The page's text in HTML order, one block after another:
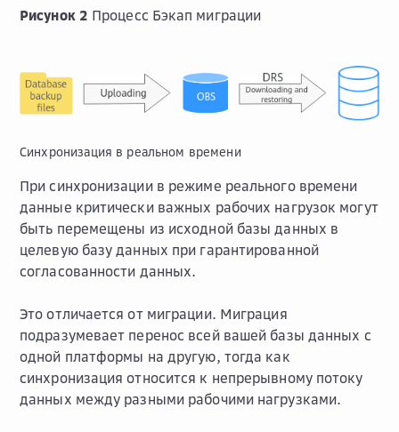
Рисунок 2 Процесс Бэкап миграции
Синхронизация в реальном времени
При синхронизации в режиме реального времени
данные критически важных рабочих нагрузок могут
быть перемещены из исходной базы данных в
целевую базу данных при гарантированной
согласованности данных.
Это отличается от миграции. Миграция
подразумевает перенос всей вашей базы данных с
одной платформы на другую, тогда как
синхронизация относится к непрерывному потоку
данных между разными рабочими нагрузками.